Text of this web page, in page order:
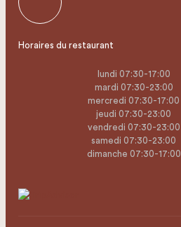
Horaires du restaurant
lundi 07:30-17:00
mardi 07:30-23:00
mercredi 07:30-17:00
jeudi 07:30-23:00
vendredi 07:30-23:00
samedi 07:30-23:00
dimanche 07:30-17:00